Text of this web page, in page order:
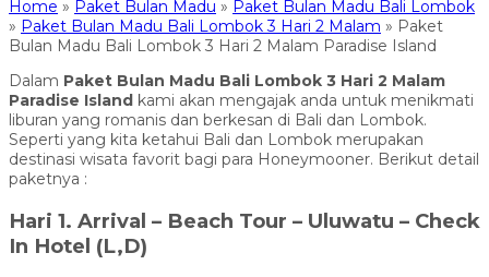
Home » Paket Bulan Madu » Paket Bulan Madu Bali Lombok
» Paket Bulan Madu Bali Lombok 3 Hari 2 Malam » Paket
Bulan Madu Bali Lombok 3 Hari 2 Malam Paradise Island
Dalam Paket Bulan Madu Bali Lombok 3 Hari 2 Malam
Paradise Island kami akan mengajak anda untuk menikmati
liburan yang romanis dan berkesan di Bali dan Lombok.
Seperti yang kita ketahui Bali dan Lombok merupakan
destinasi wisata favorit bagi para Honeymooner. Berikut detail
paketnya :
Hari 1. Arrival – Beach Tour – Uluwatu – Check
In Hotel (L,D)